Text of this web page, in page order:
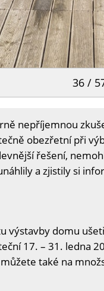
36 /
nepříjemnou
obezřetní při
řešení,
a zjistily si
výstavby domu
17. – 31. ledna
také na